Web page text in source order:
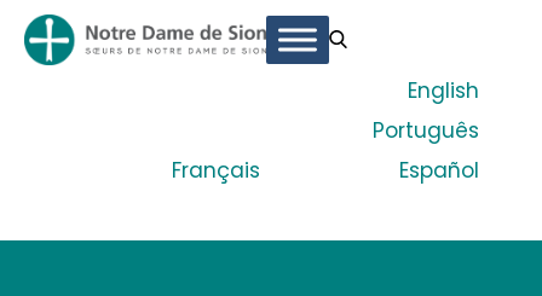
Français
English
Português
Español